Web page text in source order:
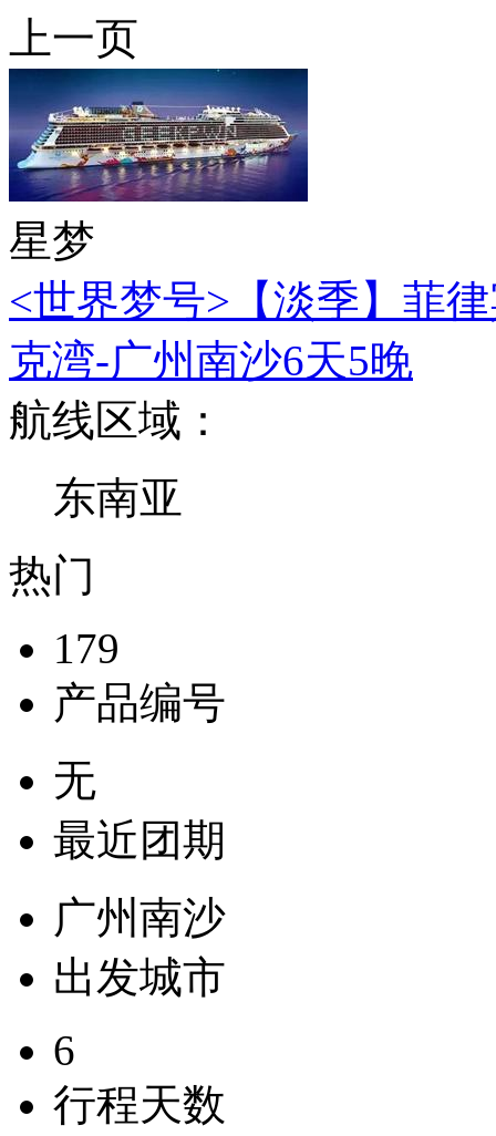
上一页
星梦
<世界梦号>【淡季】菲
克湾-广州南沙6天5晚
航线区域：
东南亚
热门
179
产品编号
无
最近团期
广州南沙
出发城市
6
行程天数